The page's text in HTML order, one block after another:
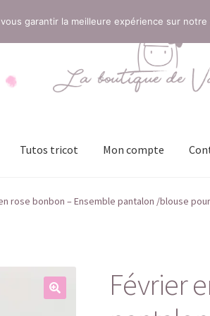
Tutos tricot Mon compte
Mentions légales Mon compte Page
rose bonbon – Ensemble pantalon /blouse
Février
garantir la meilleure expérience sur notre